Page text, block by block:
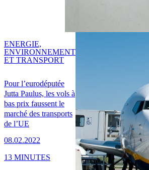
Pour l’eurodéputée
Jutta Paulus, les vols à
bas prix faussent le
marché des transports
de l’UE
08.02.2022
ENERGIE,
ENVIRONNEMENT
ET TRANSPORT
13 MINUTES